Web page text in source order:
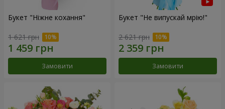
Букет "Ніжне кохання"
1 621 грн
Замовити
Букет "Не випускай мрію!"
2 621 грн
Замовити